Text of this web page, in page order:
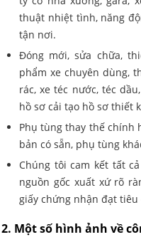
thuật nhiệt tình, năng
tận nơi.
Đóng mới, sửa chữa,
phẩm xe chuyên dùng,
rác, xe téc nước, téc
hồ sơ cải tạo hồ sơ thiết
Phụ tùng thay thế chính
bản có sẵn, phụ tùng
Chúng tôi cam kết tất
nguồn gốc xuất xứ rõ
giấy chứng nhận đạt
2. Một số hình ảnh về